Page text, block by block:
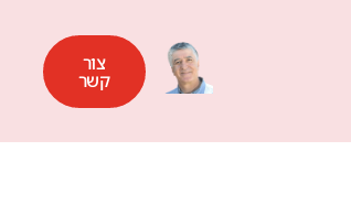
צור
קשר